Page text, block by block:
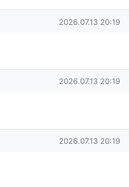
글 작성일
2026.07.13 20:19
작성일
2026.07.13 20:19
작성일
2026.07.13 20:19